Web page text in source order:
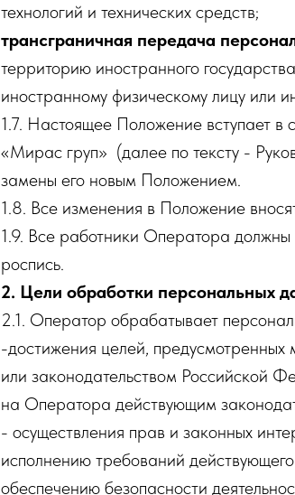
технологий и технических средств;
трансграничная передача
территорию иностранного
иностранному физическому лицу или
1.7. Настоящее Положение вступает
«Мирас груп» (далее по тексту -
замены его новым Положением.
1.8. Все изменения в Положение
1.9. Все работники Оператора
роспись.
2. Цели обработки персональных
2.1. Оператор обрабатывает
-достижения целей,
или законодательством Российской
на Оператора действующим
- осуществления прав и законных
исполнению требований
обеспечению безопасности